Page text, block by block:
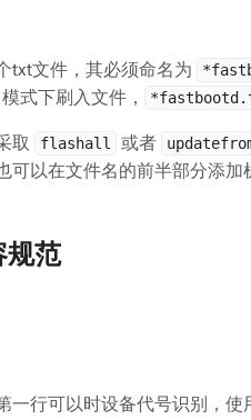
txt文件，其必须命名为
式下刷入文件，
取 flashall 或者
可以在文件名的前半部分添加
规范
一行可以时设备代号识别，使